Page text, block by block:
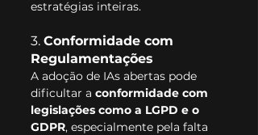
estratégias inteiras.
3. Conformidade com
Regulamentações
A adoção de IAs abertas pode
dificultar a conformidade com
legislações como a LGPD e o
GDPR, especialmente pela falta